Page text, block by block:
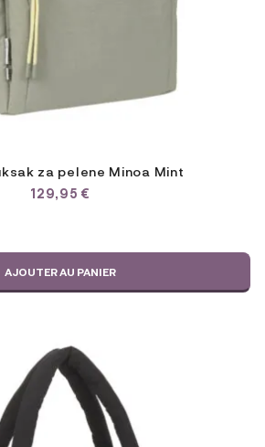
za pelene Minoa Mint
129,95€
AJOUTER AU PANIER